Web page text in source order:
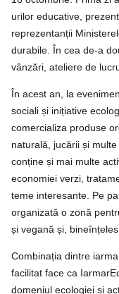
urilor educative,
reprezentanții
durabile. În cea de-a
vânzări, ateliere de
În acest an, la
sociali și inițiative
comercializa produse
naturală, jucării și
conține și mai multe
economiei verzi,
teme interesante. Pe
organizată o zonă
și vegană și,
Combinația dintre
facilitat face ca
domeniul ecologiei și